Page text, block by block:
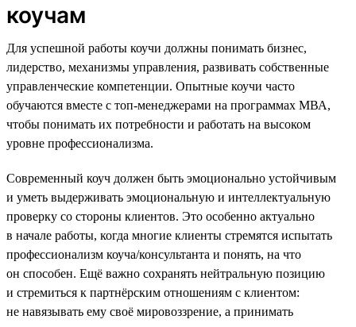
коучам
Для успешной работы коучи должны понимать бизнес,
лидерство, механизмы управления, развивать собственные
управленческие компетенции. Опытные коучи часто
обучаются вместе с топ-менеджерами на программах МВА,
чтобы понимать их потребности и работать на высоком
уровне профессионализма.
Современный коуч должен быть эмоционально устойчивым
и уметь выдерживать эмоциональную и интеллектуальную
проверку со стороны клиентов. Это особенно актуально
в начале работы, когда многие клиенты стремятся испытать
профессионализм коуча/консультанта и понять, на что
он способен. Ещё важно сохранять нейтральную позицию
и стремиться к партнёрским отношениям с клиентом:
не навязывать ему своё мировоззрение, а принимать